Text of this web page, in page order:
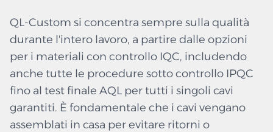
QL-Custom si concentra sempre sulla qualità
durante l'intero lavoro, a partire dalle opzioni
per i materiali con controllo IQC, includendo
anche tutte le procedure sotto controllo IPQC
fino al test finale AQL per tutti i singoli cavi
garantiti. È fondamentale che i cavi vengano
assemblati in casa per evitare ritorni o